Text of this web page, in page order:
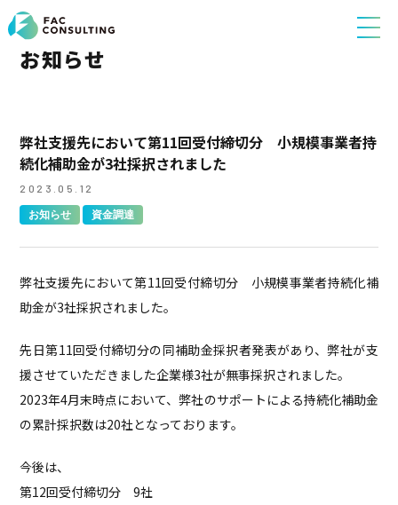
お知らせ
弊社支援先において第11回受付締切分 小規模事業者持
続化補助金が3社採択されました
2023.05.12
お知らせ 資金調達
弊社支援先において第11回受付締切分 小規模事業者持続化補
助金が3社採択されました。
先日第11回受付締切分の同補助金採択者発表があり、弊社が支
援させていただきました企業様3社が無事採択されました。
2023年4月末時点において、弊社のサポートによる持続化補助金
の累計採択数は20社となっております。
今後は、
第12回受付締切分 9社